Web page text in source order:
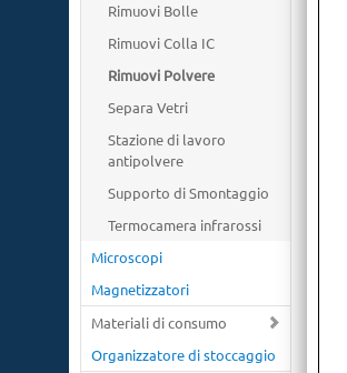
Rimuovi Bolle
Rimuovi Colla IC
Rimuovi Polvere
Separa Vetri
Stazione di lavoro
antipolvere
Supporto di Smontaggio
Termocamera infrarossi
Microscopi
Magnetizzatori
Materiali di consumo
Organizzatore di stoccaggio